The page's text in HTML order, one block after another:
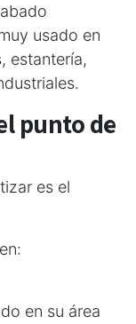
usado en
estantería,
punto de
es el
en su área